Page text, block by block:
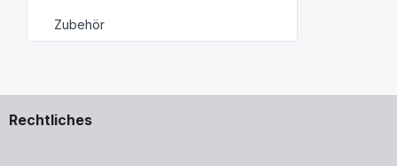
Zubehör
Rechtliches